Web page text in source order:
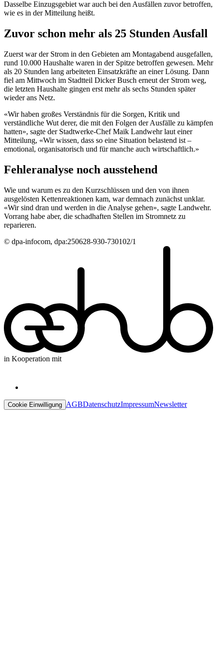
Dasselbe Einzugsgebiet war auch bei den Ausfällen zuvor betroffen,
wie es in der Mitteilung heißt.
Zuvor schon mehr als 25 Stunden Ausfall
Zuerst war der Strom in den Gebieten am Montagabend ausgefallen,
rund 10.000 Haushalte waren in der Spitze betroffen gewesen. Mehr
als 20 Stunden lang arbeiteten Einsatzkräfte an einer Lösung. Dann
fiel am Mittwoch im Stadtteil Dicker Busch erneut der Strom weg,
die letzten Haushalte gingen erst mehr als sechs Stunden später
wieder ans Netz.
«Wir haben großes Verständnis für die Sorgen, Kritik und
verständliche Wut derer, die mit den Folgen der Ausfälle zu kämpfen
hatten», sagte der Stadtwerke-Chef Maik Landwehr laut einer
Mitteilung, «Wir wissen, dass so eine Situation belastend ist –
emotional, organisatorisch und für manche auch wirtschaftlich.»
Fehleranalyse noch ausstehend
Wie und warum es zu den Kurzschlüssen und den von ihnen
ausgelösten Kettenreaktionen kam, war demnach zunächst unklar.
«Wir sind dran und werden in die Analyse gehen», sagte Landwehr.
Vorrang habe aber, die schadhaften Stellen im Stromnetz zu
reparieren.
© dpa-infocom, dpa:250628-930-730102/1
in Kooperation mit
Cookie Einwilligung AGBDatenschutzImpressumNewsletter